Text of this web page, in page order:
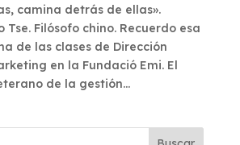
camina detrás de ellas».
Tse. Filósofo chino. Recuerdo esa
de las clases de Dirección
en la Fundació Emi. El
de la gestión...